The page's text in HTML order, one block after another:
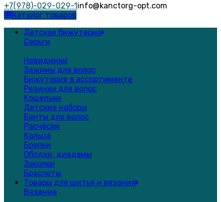
+7(978)-029-029-1info@kanctorg-opt.com
Каталог товаров
Детская бижутерия
Серьги
Невидимки
Зажимы для волос
Бижутерия в ассортименте
Резинки для волос
Кошельки
Детские наборы
Банты для волос
Расчёски
Кольца
Брелки
Ободки, диадемы
Заколки
Браслеты
Товары для шитья и вязания
Вязание